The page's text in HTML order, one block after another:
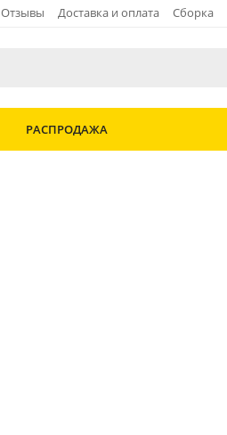
Отзывы Доставка и оплата Сборка
РАСПРОДАЖА